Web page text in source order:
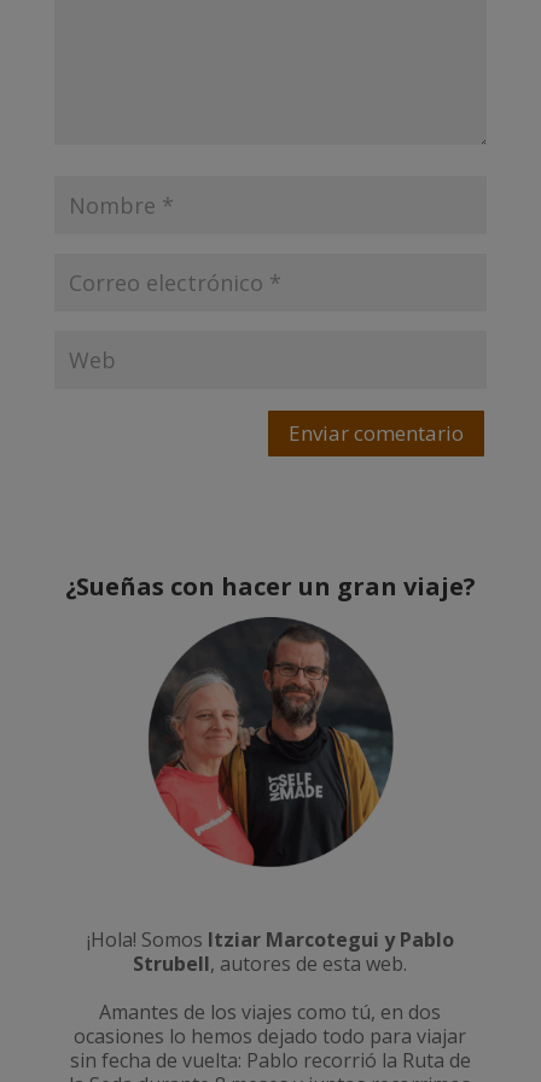
Enviar comentario
¿Sueñas con hacer un gran viaje?
¡Hola! Somos Itziar Marcotegui y Pablo
Strubell, autores de esta web.
Amantes de los viajes como tú, en dos
ocasiones lo hemos dejado todo para viajar
sin fecha de vuelta: Pablo recorrió la Ruta de